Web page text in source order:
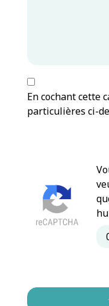
En cochant cette
particulières ci-